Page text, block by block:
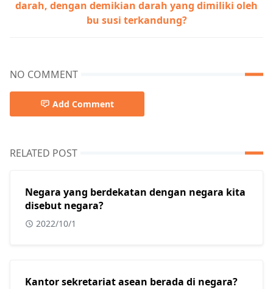
darah, dengan demikian darah yang dimiliki oleh
bu susi terkandung?
NO COMMENT
Add Comment
RELATED POST
Negara yang berdekatan dengan negara kita
disebut negara?
2022/10/1
Kantor sekretariat asean berada di negara?